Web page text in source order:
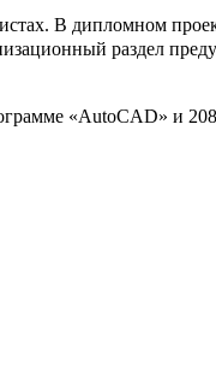
В дипломном
раздел
«AutoCAD» и